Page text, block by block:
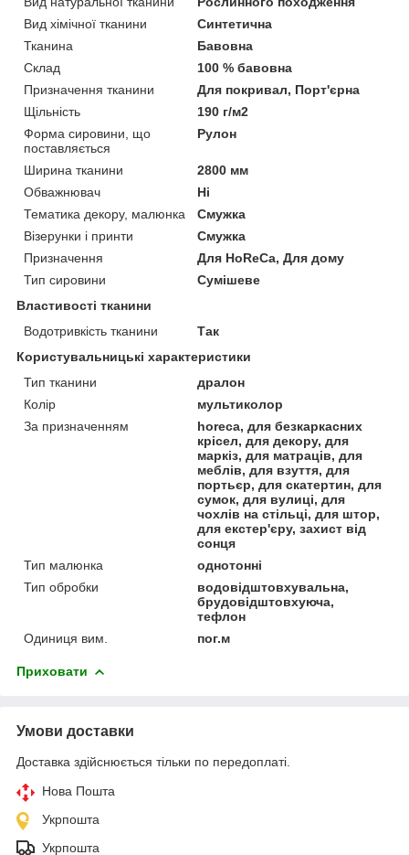
Вид хімічної тканини
Синтетична
Тканина
Бавовна
Склад
100 % бавовна
Призначення тканини
Для покривал, Порт'єрна
Щільність
190 г/м2
Форма сировини, що
поставляється
Рулон
Ширина тканини
2800 мм
Обважнювач
Ні
Тематика декору, малюнка
Смужка
Візерунки і принти
Смужка
Призначення
Для HoReCa, Для дому
Тип сировини
Сумішеве
Властивості тканини
Водотривкість тканини
Так
Користувальницькі характеристики
Тип тканини
дралон
Колір
мультиколор
За призначенням
horeca, для безкаркасних
крісел, для декору, для
маркіз, для матраців, для
меблів, для взуття, для
портьєр, для скатертин, для
сумок, для вулиці, для
чохлів на стільці, для штор,
для екстер'єру, захист від
сонця
Тип малюнка
однотонні
Тип обробки
водовідштовхувальна,
брудовідштовхуюча,
тефлон
Одиниця вим.
пог.м
Приховати
Умови доставки
Доставка здійснюється тільки по передоплаті.
Нова Пошта
Укрпошта
Укрпошта